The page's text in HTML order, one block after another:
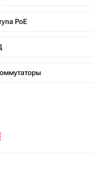
PoE